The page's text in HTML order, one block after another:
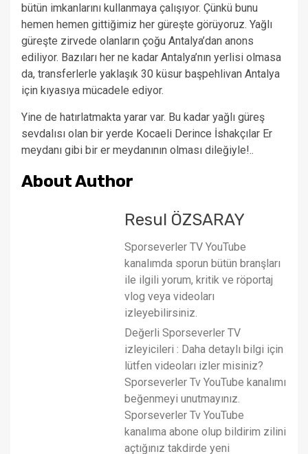
bütün imkanlarını kullanmaya çalışıyor. Çünkü bunu
hemen hemen gittiğimiz her güreşte görüyoruz. Yağlı
güreşte zirvede olanların çoğu Antalya’dan anons
ediliyor. Bazıları her ne kadar Antalya’nın yerlisi olmasa
da, transferlerle yaklaşık 30 küsur başpehlivan Antalya
için kıyasıya mücadele ediyor.
Yine de hatırlatmakta yarar var. Bu kadar yağlı güreş
sevdalısı olan bir yerde Kocaeli Derince İshakçılar Er
meydanı gibi bir er meydanının olması dileğiyle!..
About Author
Resul ÖZSARAY
Sporseverler TV YouTube
kanalımda sporun bütün branşları
ile ilgili yorum, kritik ve röportaj
vlog veya videoları
izleyebilirsiniz.
Değerli Sporseverler TV
izleyicileri : Daha detaylı bilgi için
lütfen videoları izler misiniz?
Sporseverler Tv YouTube kanalımı
beğenmeyi unutmayınız.
Sporseverler Tv YouTube
kanalıma abone olup bildirim zilini
açtığınız takdirde yeni